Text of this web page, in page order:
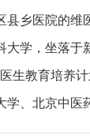
县乡医院的维
大学，坐落于
生教育培养
学、北京中医